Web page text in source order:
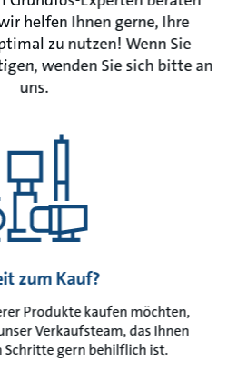
helfen Ihnen gerne, Ihre
zu nutzen! Wenn Sie
wenden Sie sich bitte an
uns.
zum Kauf?
Produkte kaufen möchten,
Verkaufsteam, das Ihnen
Schritte gern behilflich ist.